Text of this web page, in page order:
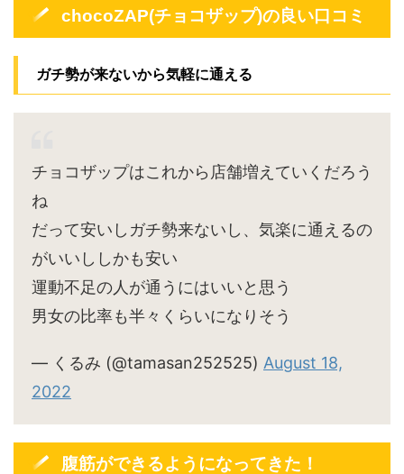
chocoZAP(チョコザップ)の良い口コミ
ガチ勢が来ないから気軽に通える
チョコザップはこれから店舗増えていくだろう
ね
だって安いしガチ勢来ないし、気楽に通えるの
がいいししかも安い
運動不足の人が通うにはいいと思う
男女の比率も半々くらいになりそう
— くるみ (@tamasan252525) August 18,
2022
腹筋ができるようになってきた！